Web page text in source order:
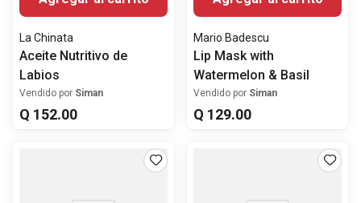
La Chinata
Aceite Nutritivo de
Labios
Vendido por Siman
Q 152.00
Mario Badescu
Lip Mask with
Watermelon & Basil
Vendido por Siman
Q 129.00